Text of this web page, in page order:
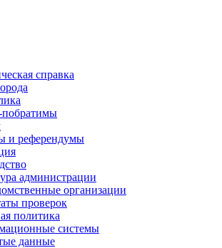
справка
побратимы
и референдумы
администрации
организации
проверок
политика
системы
данные